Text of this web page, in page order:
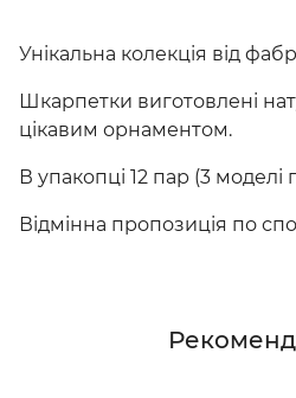
Унікальна колекція від
Шкарпетки виготовлені
цікавим орнаментом.
В упакопці 12 пар (3 моделі
Відмінна пропозиція по